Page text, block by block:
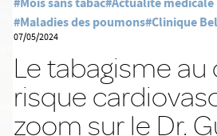
#Maladies des poumons#Clinique
07/05/2024
Le tabagisme
risque
zoom sur le Dr.